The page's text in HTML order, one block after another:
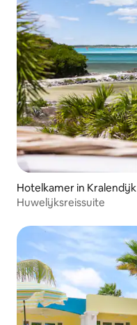
Hotelkamer in Kralendijk
Huwelijksreissuite